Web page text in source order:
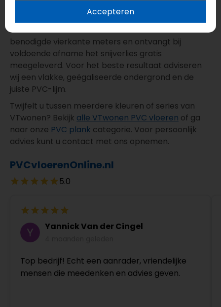
Bestel deze plak PVC plank eenvoudig online bij
PVCvloerenOnline.nl. U betaalt alleen de netto
benodigde vierkante meters en ontvangt bij
voldoende afname het snijverlies gratis
meegeleverd. Voor het beste resultaat adviseren
wij een vlakke, geëgaliseerde ondergrond en de
juiste PVC-lijm.
Twijfelt u tussen meerdere kleuren of series van
VTwonen? Bekijk alle VTwonen PVC vloeren of ga
naar onze PVC plank categorie. Voor persoonlijk
advies kunt u contact met ons opnemen.
PVCvloerenOnline.nl
5.0
Yannick Van der Cingel
Top bedrijf! Echt een aanrader, vriendelijke
mensen die meedenken en advies geven.
Accepteren